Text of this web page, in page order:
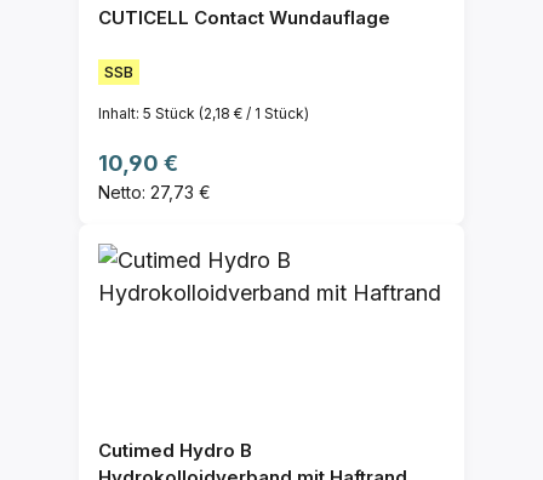
CUTICELL Contact Wundauflage
SSB
Inhalt: 5 Stück (2,18 € / 1 Stück)
Regulärer Preis:
10,90 €
Netto: 27,73 €
Cutimed Hydro B